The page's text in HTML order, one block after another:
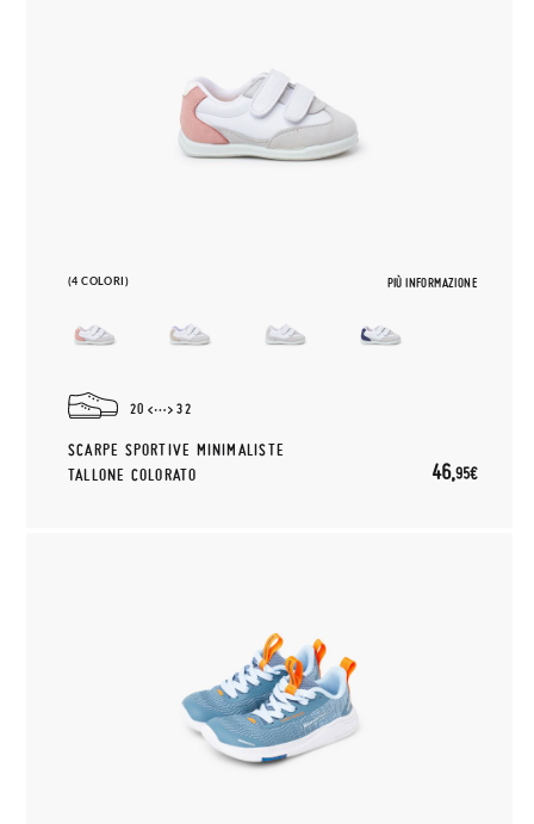
(4 COLORI) PIÙ INFORMAZIONE
20 32
SCARPE SPORTIVE MINIMALISTE
TALLONE COLORATO
46,95€